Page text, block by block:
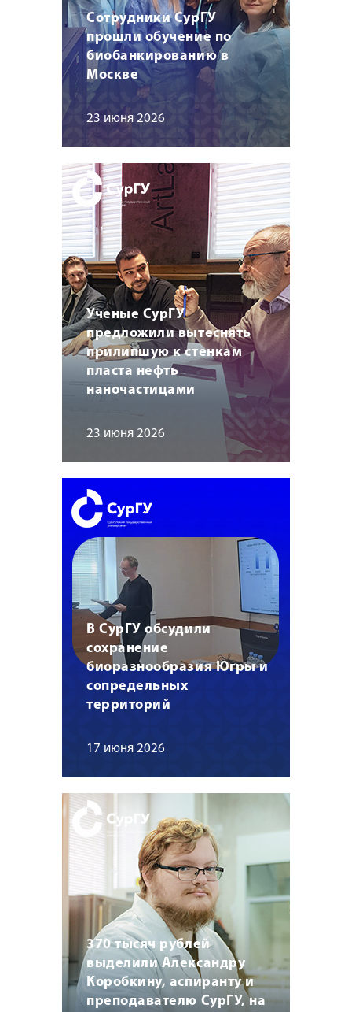
Сотрудники СурГУ
прошли обучение по
биобанкированию в
Москве
23 июня 2026
Ученые СурГУ
предложили вытеснять
прилипшую к стенкам
пласта нефть
наночастицами
23 июня 2026
В СурГУ обсудили
сохранение
биоразнообразия Югры и
сопредельных
территорий
17 июня 2026
370 тысяч рублей
выделили Александру
Коробкину, аспиранту и
преподавателю СурГУ, на